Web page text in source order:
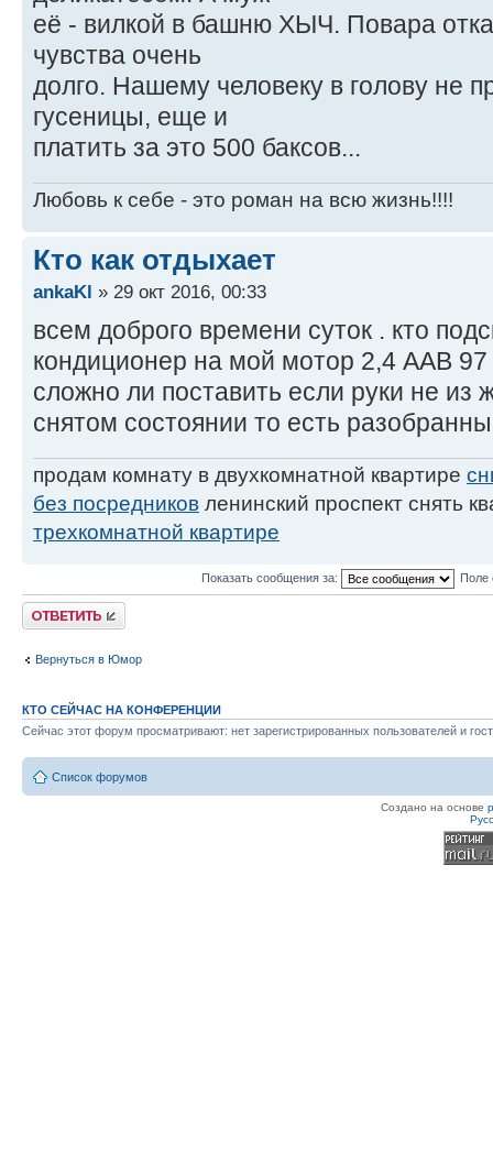
её - вилкой в башню ХЫЧ. Повара
чувства очень
долго. Нашему человеку в голову не
гусеницы, еще и
платить за это 500 баксов...
Любовь к себе - это роман на всю жизнь!!!!
Кто как отдыхает
ankaKl » 29 окт 2016, 00:33
всем доброго времени суток . кто
кондиционер на мой мотор 2,4 ААВ 97
сложно ли поставить если руки не из
снятом состоянии то есть
продам комнату в двухкомнатной квартире
без посредников ленинский проспект снять
трехкомнатной квартире
Показать сообщения за: Поле
Ответить
Вернуться в Юмор
КТО СЕЙЧАС НА КОНФЕРЕНЦИИ
Сейчас этот форум просматривают: нет зарегистрированных пользователей и
Список форумов
Создано на основе